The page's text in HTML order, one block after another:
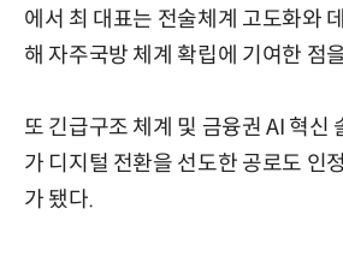
에서 최 대표는 전술체계 고도화와
해 자주국방 체계 확립에 기여한 점
또 긴급구조 체계 및 금융권 AI 혁신
가 디지털 전환을 선도한 공로도 인
가 됐다.